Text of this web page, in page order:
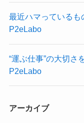
最近ハマっている
P2eLabo
“運ぶ仕事”の大切
P2eLabo
アーカイブ